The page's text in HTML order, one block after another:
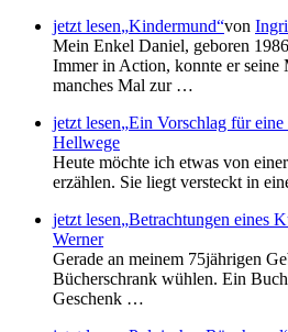
jetzt lesen Kindermund von
Mein Enkel Daniel, geboren
Immer in Action, konnte er seine
manches Mal zur …
jetzt lesen Ein Vorschlag für eine
Hellwege
Heute möchte ich etwas von
erzählen. Sie liegt versteckt in
jetzt lesen Betrachtungen eines
Werner
Gerade an meinem 75jährigen
Bücherschrank wühlen. Ein
Geschenk …